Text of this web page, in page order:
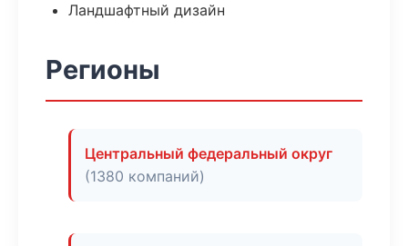
Ландшафтный дизайн
Регионы
Центральный федеральный округ
(1380 компаний)